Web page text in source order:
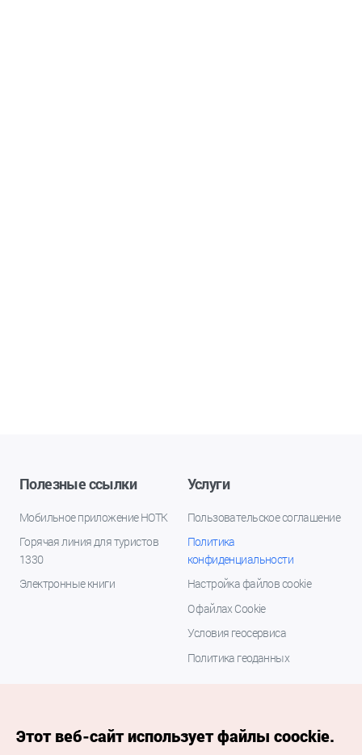
Полезные ссылки
Мобильное приложение НОТК
Горячая линия для туристов
1330
Электронные книги
Услуги
Пользовательское соглашение
Политика
конфиденциальности
Настройка файлов cookie
О файлах Cookie
Условия геосервиса
Политика геоданных
Этот веб-сайт использует файлы coockie.